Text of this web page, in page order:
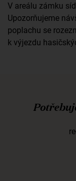
V areálu zámku
Upozorňujeme
poplachu se
k výjezdu